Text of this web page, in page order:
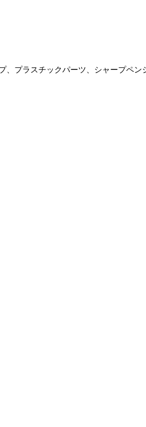
、プラスチックパーツ、シャープペン